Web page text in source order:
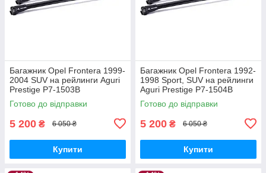
Багажник Opel Frontera 1999-
2004 SUV на рейлинги Aguri
Prestige P7-1503B
Готово до відправки
5 200 ₴ 6 050 ₴
Купити
Багажник Opel Frontera 1992-
1998 Sport, SUV на рейлинги
Aguri Prestige P7-1504B
Готово до відправки
5 200 ₴ 6 050 ₴
Купити